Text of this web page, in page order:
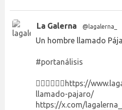
La Galerna @lagalerna_
Un hombre llamado
#portanálisis
👉🏻👉🏻👉🏻 https://
llamado-pajaro/
https://x.com/